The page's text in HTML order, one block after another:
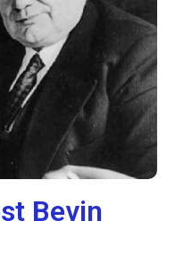
Bevin